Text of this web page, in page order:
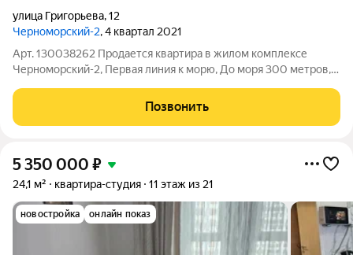
улица Григорьева,12
Черноморский-2, 4 квартал 2021
Арт. 130038262 Продается квартира в жилом комплексе
Черноморский-2, Первая линия к морю, До моря 300 метров, в
геометрия стен и пола. качественные обои, вся мебель и
техника новая, из техники.
Позвонить
5 350 000 ₽
24,1 м² квартира-студия 11 этаж из 21
новостройка онлайн показ